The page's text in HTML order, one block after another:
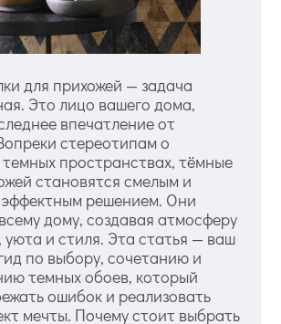
для прихожей — задача
Это лицо вашего дома,
впечатление от
стереотипам о
пространствах, тёмные
становятся смелым и
решением. Они
дому, создавая атмосферу
уюта и стиля. Эта статья — ваш
по выбору, сочетанию и
темных обоев, который
ошибок и реализовать
мечты. Почему стоит выбрать